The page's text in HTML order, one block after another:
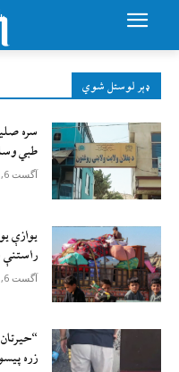
ډېر لوستل شوي
سره
طبي
آگست 6, 2026
آگست 6, 2026
زره